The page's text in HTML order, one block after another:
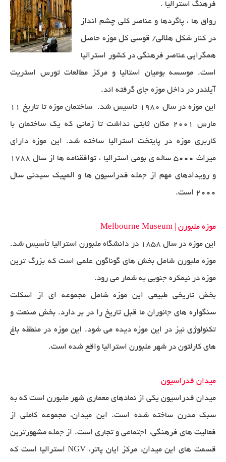
فرهنگ استرالیا .
رواق ها ، پاگردها و عناصر كلی چشم انداز
در كنار شكل هلالی/ قوسی كل موزه حاصل
همگرایی عناصر فرهنگی در كشور استرالیا
است. موسسه بومیان استالیا و مركز مطالعات تورس استریت
آیلندر در داخل موزه جای گرفته اند.
این موزه در سال ۱۹۸۰ تاسیس شد. ساختمان موزه تا تاریخ ۱۱
مارس ۲۰۰۱ مکان ثابتی نداشت تا زمانی که یک ساختمان با
کاربری موزه در پایتخت استرالیا ساخته شد. این موزه دارای
میراث ۵۰۰۰ ساله ی بومی استرالیا ، توافقنامه ها از سال ۱۷۸۸
و رویدادهای مهم از جمله فدراسیون ها و المپیک سیدنی سال
۲۰۰۰ است.
موزه ملبورن | Melbourne Museum
این موزه در سال ۱۸۵۸ در دانشگاه ملبورن استرالیا تأسیس شد.
موزه ملبورن شامل بخش های گوناگون علمی است که بزرگ ترین
موزه در نیمکره جنوبی به شمار می رود.
بخش تاریخی طبیعی این موزه شامل مجموعه ای از اسکلت
سنگواره های جانوران ما قبل تاریخ را در بر دارد. بخش صنعت و
تکنولوژی نیز در این موزه دیده می شود. این موزه در منطقه باغ
های کارلتون در شهر ملبورن استرالیا واقع شده است.
میدان فدراسیون
میدان فدراسیون یکی از نمادهای معماری شهر ملبورن است که به
سبک مدرن ساخته شده است. این میدان، مجموعه کاملی از
فعالیت های فرهنگی، اجتماعی و تجاری است. از جمله مشهورترین
قسمت های این میدان، مرکز ایان پاتر، NGV استرالیا است که